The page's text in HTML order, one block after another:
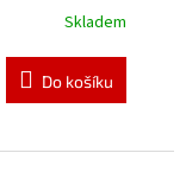
Skladem
Do košíku